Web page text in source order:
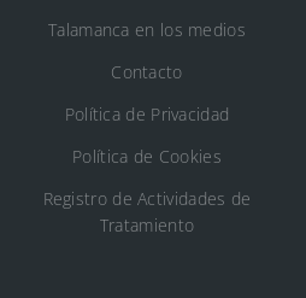
Talamanca en los medios
Contacto
Política de Privacidad
Política de Cookies
Registro de Actividades de
Tratamiento